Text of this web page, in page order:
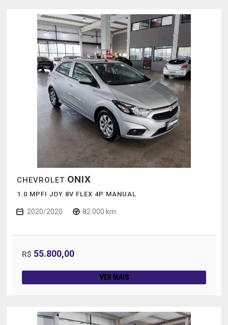
CHEVROLET ONIX
1.0 MPFI JOY 8V FLEX 4P MANUAL
2020/2020 82.000 km
R$ 55.800,00
VER MAIS